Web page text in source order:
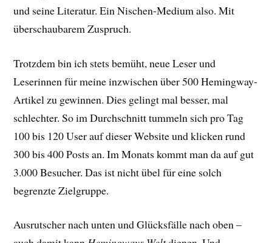
und seine Literatur. Ein Nischen-Medium also. Mit
überschaubarem Zuspruch.
Trotzdem bin ich stets bemüht, neue Leser und
Leserinnen für meine inzwischen über 500 Hemingway-
Artikel zu gewinnen. Dies gelingt mal besser, mal
schlechter. So im Durchschnitt tummeln sich pro Tag
100 bis 120 User auf dieser Website und klicken rund
300 bis 400 Posts an. Im Monats kommt man da auf gut
3.000 Besucher. Das ist nicht übel für eine solch
begrenzte Zielgruppe.
Ausrutscher nach unten und Glücksfälle nach oben –